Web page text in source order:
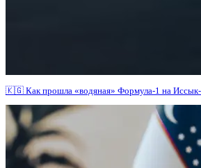
🇰🇬 Как прошла «водяная» Формула-1 на